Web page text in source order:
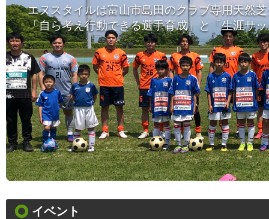
エヌスタイルは富山市島田のクラブ専用天然
「自ら考え行動できる選手育成」と「生涯サ
イベント